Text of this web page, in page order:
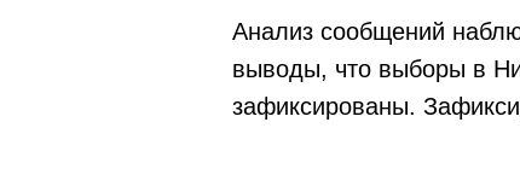
Анализ сообщений
выводы, что выборы в
зафиксированы.